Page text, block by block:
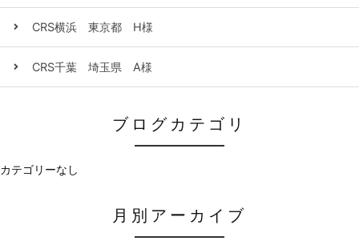
CRS横浜 東京都 H様
CRS千葉 埼玉県 A様
ブログカテゴリ
カテゴリーなし
月別アーカイブ